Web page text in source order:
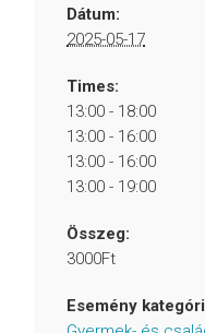
Dátum:
2025-05-17
Times:
13:00 - 18:00
13:00 - 16:00
13:00 - 16:00
13:00 - 19:00
Összeg:
3000Ft
Esemény